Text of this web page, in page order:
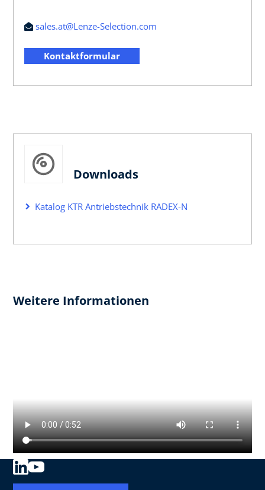
sales.at@Lenze-Selection.com
Kontaktformular
Downloads
Katalog KTR Antriebstechnik RADEX-N
Weitere Informationen